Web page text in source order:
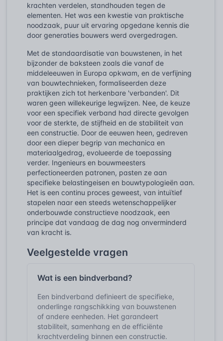
krachten verdelen, standhouden tegen de
elementen. Het was een kwestie van praktische
noodzaak, puur uit ervaring opgedane kennis die
door generaties bouwers werd overgedragen.
Met de standaardisatie van bouwstenen, in het
bijzonder de baksteen zoals die vanaf de
middeleeuwen in Europa opkwam, en de verfijning
van bouwtechnieken, formaliseerden deze
praktijken zich tot herkenbare 'verbanden'. Dit
waren geen willekeurige legwijzen. Nee, de keuze
voor een specifiek verband had directe gevolgen
voor de sterkte, de stijfheid en de stabiliteit van
een constructie. Door de eeuwen heen, gedreven
door een dieper begrip van mechanica en
materiaalgedrag, evolueerde de toepassing
verder. Ingenieurs en bouwmeesters
perfectioneerden patronen, pasten ze aan
specifieke belastingeisen en bouwtypologieën aan.
Het is een continu proces geweest, van intuïtief
stapelen naar een steeds wetenschappelijker
onderbouwde constructieve noodzaak, een
principe dat vandaag de dag nog onverminderd
van kracht is.
Veelgestelde vragen
Wat is een bindverband?
Een bindverband definieert de specifieke,
onderlinge rangschikking van bouwstenen
of andere eenheden. Het garandeert
stabiliteit, samenhang en de efficiënte
krachtverdeling binnen een constructie.